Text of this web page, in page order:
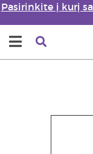
Pasirinkite į kurį